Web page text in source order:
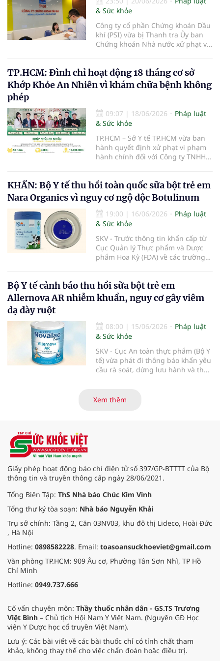
& Sức khỏe
Công ty cổ phần Chứng khoán Dầu
khí (PSI) vừa bị Thanh tra Ủy ban
Chứng khoán Nhà nước xử phạt vi
khoán.
TP.HCM: Đình chỉ hoạt động 18 tháng cơ sở
Khớp Khỏe An Nhiên vì khám chữa bệnh không
phép
09:07 | 18/06/2026
Pháp luật
& Sức khỏe
TP.HCM – Sở Y tế TP.HCM vừa ban
hành quyết định xử phạt vi phạm
hành chính đối với Công ty TNHH
vụ khám bệnh, chữa bệnh khi chưa
được cấp giấy phép hoạt động
theo quy định của pháp luật.
KHẨN: Bộ Y tế thu hồi toàn quốc sữa bột trẻ em
Nara Organics vì nguy cơ ngộ độc Botulinum
19:00 | 16/06/2026
Pháp luật
& Sức khỏe
SKV - Trước thông tin khẩn cấp từ
Cục Quản lý Thực phẩm và Dược
phẩm Hoa Kỳ (FDA) về các trường
toàn thực phẩm (Bộ Y tế) đã liên
tiếp ban hành các công văn hỏa
tốc yêu cầu rà soát, thu hồi triệt để
thuộc thương hiệu Nara Organics
tại thị trường Việt Nam nhằm bảo
vệ tuyệt đối sức khỏe người tiêu
dùng.
Bộ Y tế cảnh báo thu hồi sữa bột trẻ em
Allernova AR nhiễm khuẩn, nguy cơ gây viêm
dạ dày ruột
08:00 | 15/06/2026
Pháp luật
& Sức khỏe
SKV - Cục An toàn thực phẩm (Bộ Y
tế) vừa phát đi thông báo khẩn yêu
cầu rà soát, dừng lưu hành và thu
sản xuất sau khi ghi nhận nhiều
Xem thêm
Giấy phép hoạt động báo chí điện tử số 397/GP-BTTTT của Bộ
thông tin và truyền thông cấp ngày 28/06/2021.
Tổng Biên Tập: ThS Nhà báo Chúc Kim Vinh
Tổng thư ký tòa soạn: Nhà báo Nguyễn Khải
Trụ sở chính: Tầng 2, Căn 03NV03, khu đô thị Lideco, Hoài Đức
, Hà Nội
Hotline: 0898582228. Email: toasoansuckhoeviet@gmail.com
Văn phòng TP.HCM: 909 Âu cơ, Phường Tân Sơn Nhì, TP Hồ
Chí Minh
Hotline: 0949.737.666
Cố vấn chuyên môn: Thầy thuốc nhân dân - GS.TS Trương
Việt Bình – Chủ tịch Hội Nam Y Việt Nam. (Nguyên GĐ Học
viện Y Dược học cổ truyền Việt Nam).
Lưu ý: Các bài viết về các bài thuốc chỉ có tính chất tham
khảo, không thay thế cho việc chẩn đoán hoặc điều trị.